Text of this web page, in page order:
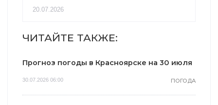
20.07.2026
ЧИТАЙТЕ ТАКЖЕ:
Прогноз погоды в Красноярске на 30 июля
30.07.2026 06:00 ПОГОДА